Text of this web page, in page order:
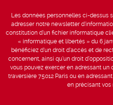
Les données personnelles ci-dessus
adresser notre newsletter
constitution d’un fichier informatique
« informatique et libertés » du 6
bénéficiez d’un droit d’accès et de
concernent, ainsi qu’un droit
vous pouvez exercer en adressant un
traversière 75012 Paris ou en
en précisant